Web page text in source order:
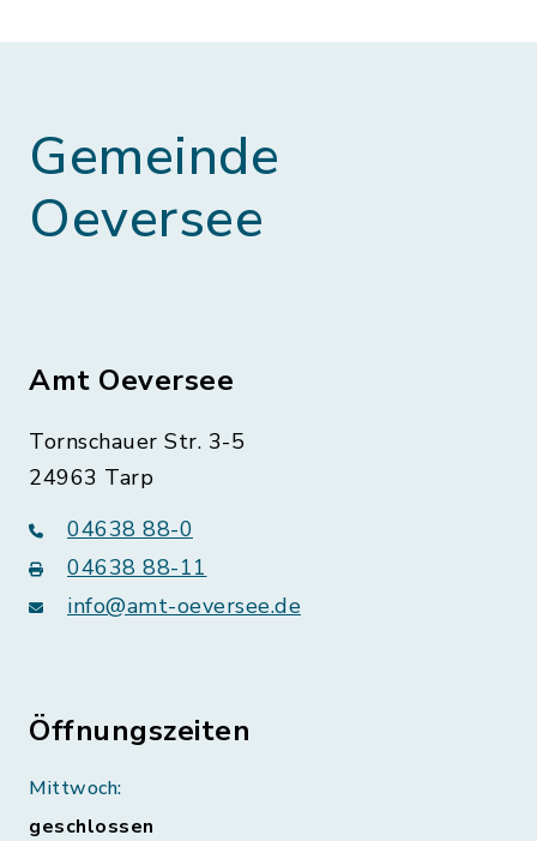
Gemeinde
Oeversee
Amt Oeversee
Tornschauer Str. 3-5
24963 Tarp
04638 88-0
04638 88-11
info@amt-oeversee.de
Öffnungszeiten
Mittwoch:
geschlossen